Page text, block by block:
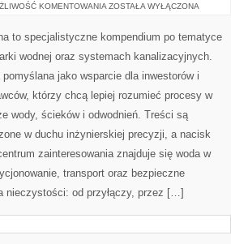
KOMENTOWANIA OGRZEWANIE
ZOSTAŁA WYŁĄCZONA
to specjalistyczne kompendium po tematyce
wodnej oraz systemach kanalizacyjnych.
pomyślana jako wsparcie dla inwestorów i
którzy chcą lepiej rozumieć procesy w
wody, ścieków i odwodnień. Treści są
w duchu inżynierskiej precyzji, a nacisk
zainteresowania znajduje się woda w
transport oraz bezpieczne
nieczystości: od przyłączy, przez […]